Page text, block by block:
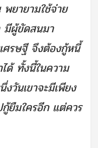
ยายามใช้จ่าย
มีผู้ขัดสนมา
ศรษฐี จึงต้องกู้หนี้
ด้ ทั้งนี้ในความ
วันเขาจะมีเพียง
กู้ยืมใครอีก แต่ควร